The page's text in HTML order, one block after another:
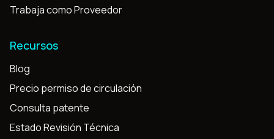
Trabaja como Proveedor
Recursos
Blog
Precio permiso de circulación
Consulta patente
Estado Revisión Técnica